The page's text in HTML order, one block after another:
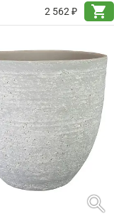
2 562 ₽
shopping_cart
search